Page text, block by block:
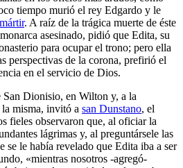
tiempo murió el rey Edgardo y le
. A raíz de la trágica muerte de éste
asesinado, pidió que Edita, su
para ocupar el trono; pero ella
perspectivas de la corona, prefirió el
en el servicio de Dios.
Dionisio, en Wilton y, a la
misma, invitó a san Dunstano, el
fieles observaron que, al oficiar la
lágrimas y, al preguntársele las
se le había revelado que Edita iba a ser
«mientras nosotros -agregó-